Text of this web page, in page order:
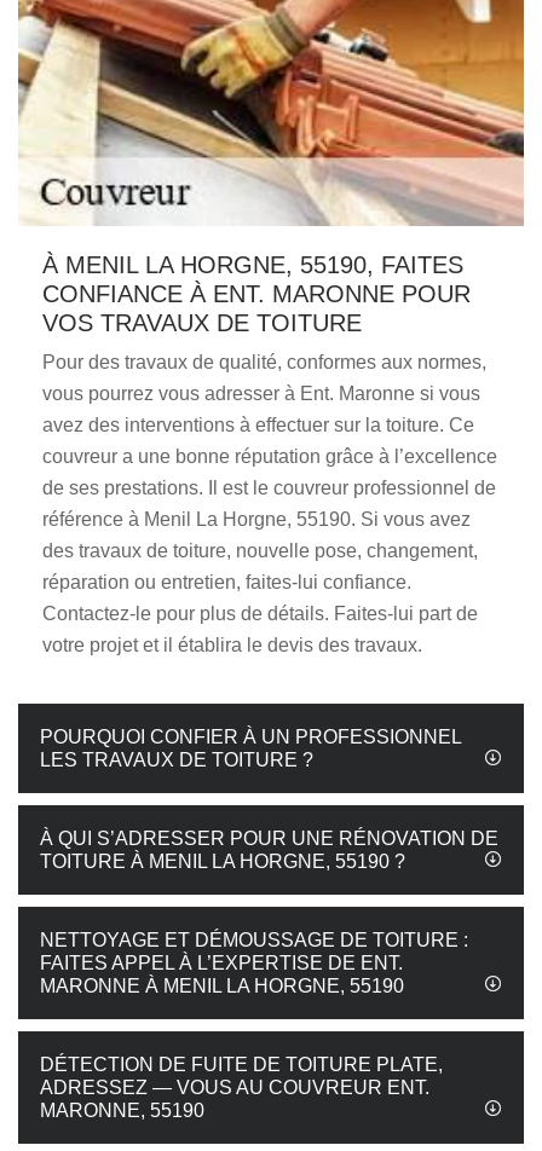
À MENIL LA HORGNE, 55190, FAITES
CONFIANCE À ENT. MARONNE POUR
VOS TRAVAUX DE TOITURE
Pour des travaux de qualité, conformes aux normes,
vous pourrez vous adresser à Ent. Maronne si vous
avez des interventions à effectuer sur la toiture. Ce
couvreur a une bonne réputation grâce à l’excellence
de ses prestations. Il est le couvreur professionnel de
référence à Menil La Horgne, 55190. Si vous avez
des travaux de toiture, nouvelle pose, changement,
réparation ou entretien, faites-lui confiance.
Contactez-le pour plus de détails. Faites-lui part de
votre projet et il établira le devis des travaux.
POURQUOI CONFIER À UN PROFESSIONNEL
LES TRAVAUX DE TOITURE ?
À QUI S’ADRESSER POUR UNE RÉNOVATION DE
TOITURE À MENIL LA HORGNE, 55190 ?
NETTOYAGE ET DÉMOUSSAGE DE TOITURE :
FAITES APPEL À L’EXPERTISE DE ENT.
MARONNE À MENIL LA HORGNE, 55190
DÉTECTION DE FUITE DE TOITURE PLATE,
ADRESSEZ — VOUS AU COUVREUR ENT.
MARONNE, 55190